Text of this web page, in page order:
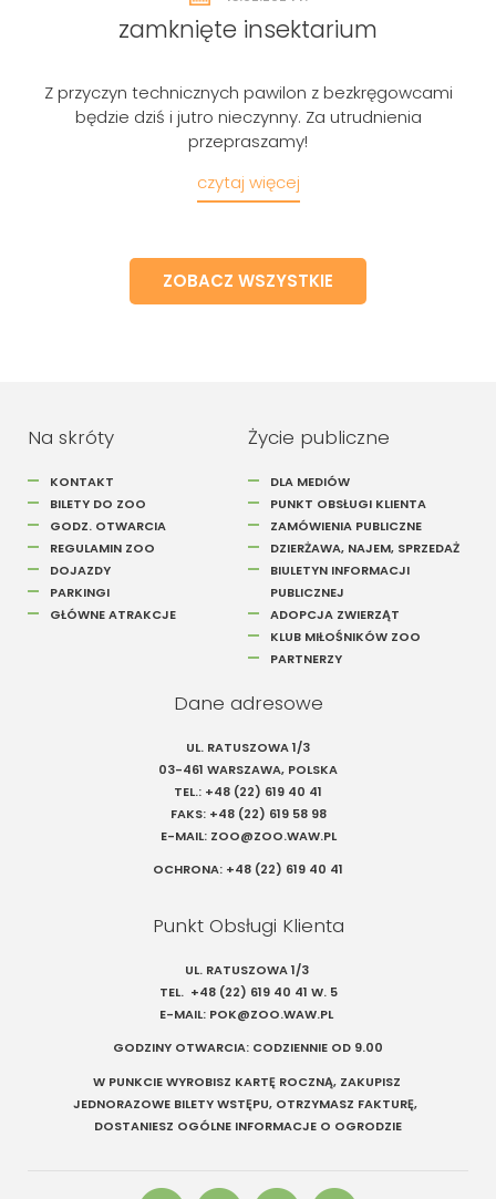
zamknięte insektarium
Z przyczyn technicznych pawilon z bezkręgowcami
będzie dziś i jutro nieczynny. Za utrudnienia
przepraszamy!
czytaj więcej
ZOBACZ WSZYSTKIE
Na skróty
KONTAKT
BILETY DO ZOO
GODZ. OTWARCIA
REGULAMIN ZOO
DOJAZDY
PARKINGI
GŁÓWNE ATRAKCJE
Życie publiczne
DLA MEDIÓW
PUNKT OBSŁUGI KLIENTA
ZAMÓWIENIA PUBLICZNE
DZIERŻAWA, NAJEM, SPRZEDAŻ
BIULETYN INFORMACJI
PUBLICZNEJ
ADOPCJA ZWIERZĄT
KLUB MIŁOŚNIKÓW ZOO
PARTNERZY
Dane adresowe
UL. RATUSZOWA 1/3
03-461 WARSZAWA, POLSKA
TEL.: +48 (22) 619 40 41
FAKS: +48 (22) 619 58 98
E-MAIL: ZOO@ZOO.WAW.PL
OCHRONA: +48 (22) 619 40 41
Punkt Obsługi Klienta
UL. RATUSZOWA 1/3
TEL. +48 (22) 619 40 41 W. 5
E-MAIL: POK@ZOO.WAW.PL
GODZINY OTWARCIA: CODZIENNIE OD 9.00
W PUNKCIE WYROBISZ KARTĘ ROCZNĄ, ZAKUPISZ
JEDNORAZOWE BILETY WSTĘPU, OTRZYMASZ FAKTURĘ,
DOSTANIESZ OGÓLNE INFORMACJE O OGRODZIE